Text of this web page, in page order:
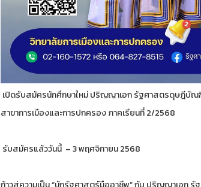
เปิดรับสมัครนักศึกษาใหม่ ปริญญาเอก รัฐศาสตรดุษฎีบัณ
สาขาการเมืองและการปกครอง ภาคเรียนที่ 2/2568
รับสมัครแล้ววันนี้ – 3 พฤศจิกายน 2568